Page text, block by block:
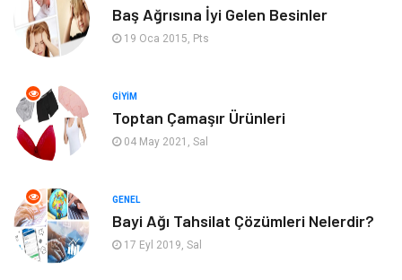
Genel Kültür
Mobilya Ev İşleri
Aksesuar Anne Çocuk
Astroloji
Baş Ağrısına İyi Gelen Besinler
19 Oca 2015, Pts
GIYIM
Toptan Çamaşır Ürünleri
04 May 2021, Sal
GENEL
Bayi Ağı Tahsilat Çözümleri Nelerdir?
17 Eyl 2019, Sal